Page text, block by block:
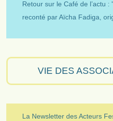
Retour sur le Café de l’actu
reconté par Aïcha Fadiga,
VIE DES
La Newsletter des Acteurs